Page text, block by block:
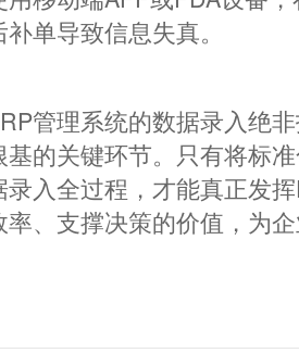
单导致信息失真。
理系统的数据录入绝非技
的关键环节。只有将标
入全过程，才能真正
率、支撑决策的价值，为